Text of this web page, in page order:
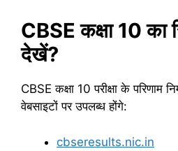
CBSE कक्षा 10 का
देखें?
CBSE कक्षा 10 परीक्षा के परिणाम
वेबसाइटों पर उपलब्ध होंगे:
cbseresults.nic.in